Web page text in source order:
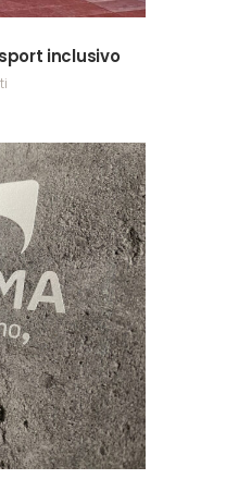
inclusivo